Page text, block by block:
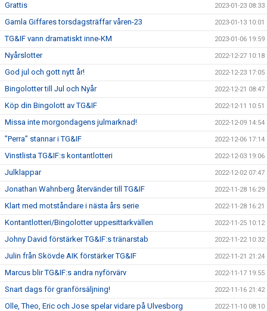
Grattis 2023-01-23 08:33
Gamla Giffares torsdagsträffar våren-23 2023-01-13 10:01
TG&IF vann dramatiskt inne-KM 2023-01-06 19:59
Nyårslotter 2022-12-27 10:18
God jul och gott nytt år! 2022-12-23 17:05
Bingolotter till Jul och Nyår 2022-12-21 08:47
Köp din Bingolott av TG&IF 2022-12-11 10:51
Missa inte morgondagens julmarknad! 2022-12-09 14:54
”Perra” stannar i TG&IF 2022-12-06 17:14
Vinstlista TG&IF:s kontantlotteri 2022-12-03 19:06
Julklappar 2022-12-02 07:47
Jonathan Wahnberg återvänder till TG&IF 2022-11-28 16:29
Klart med motståndare i nästa års serie 2022-11-28 16:21
Kontantlotteri/Bingolotter uppesittarkvällen 2022-11-25 10:12
Johny David förstärker TG&IF:s tränarstab 2022-11-22 10:32
Julin från Skövde AIK förstärker TG&IF 2022-11-21 21:24
Marcus blir TG&IF:s andra nyförvärv 2022-11-17 19:55
Snart dags för granförsäljning! 2022-11-16 21:42
Olle, Theo, Eric och Jose spelar vidare på Ulvesborg 2022-11-10 08:10